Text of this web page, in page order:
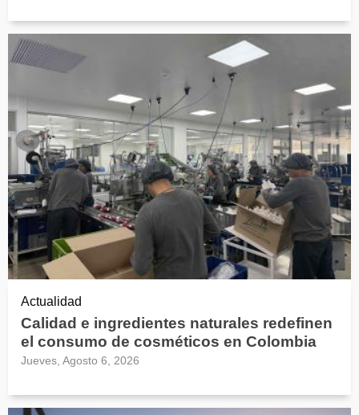
Actualidad
Calidad e ingredientes naturales redefinen
el consumo de cosméticos en Colombia
Jueves, Agosto 6, 2026